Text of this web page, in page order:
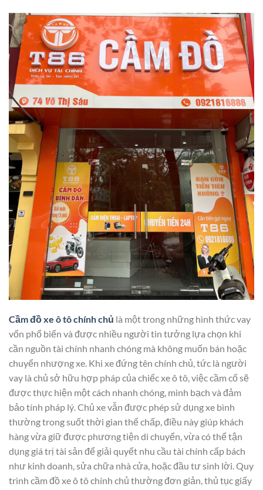
Cầm đồ xe ô tô chính chủ là một trong những hình thức vay
vốn phổ biến và được nhiều người tin tưởng lựa chọn khi
cần nguồn tài chính nhanh chóng mà không muốn bán hoặc
chuyển nhượng xe. Khi xe đứng tên chính chủ, tức là người
vay là chủ sở hữu hợp pháp của chiếc xe ô tô, việc cầm cố sẽ
được thực hiện một cách nhanh chóng, minh bạch và đảm
bảo tính pháp lý. Chủ xe vẫn được phép sử dụng xe bình
thường trong suốt thời gian thế chấp, điều này giúp khách
hàng vừa giữ được phương tiện di chuyển, vừa có thể tận
dụng giá trị tài sản để giải quyết nhu cầu tài chính cấp bách
như kinh doanh, sửa chữa nhà cửa, hoặc đầu tư sinh lời. Quy
trình cầm đồ xe ô tô chính chủ thường đơn giản, thủ tục giấy